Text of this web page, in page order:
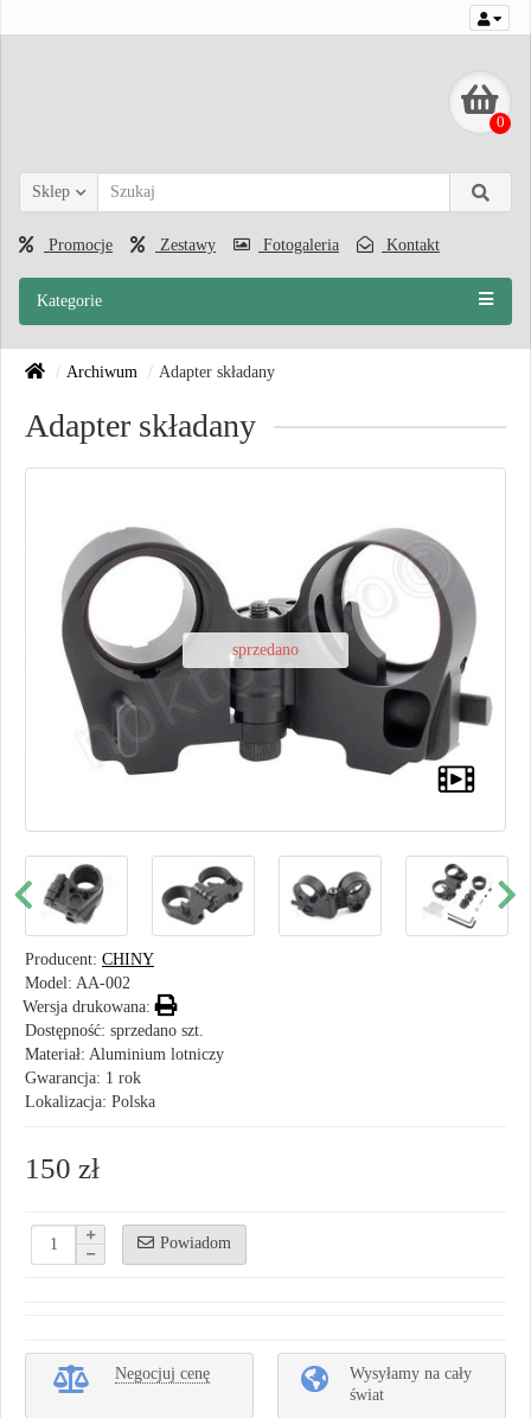
0
Sklep
Promocje Zestawy Fotogaleria Kontakt
Kategorie
Archiwum Adapter składany
Adapter składany
sprzedano
Producent: CHINY
Model: AA-002
Wersja drukowana:
Dostępność: sprzedano szt.
Materiał: Aluminium lotniczy
Gwarancja: 1 rok
Lokalizacja: Polska
150 zł
Powiadom
Negocjuj cenę
Wysyłamy na cały
świat